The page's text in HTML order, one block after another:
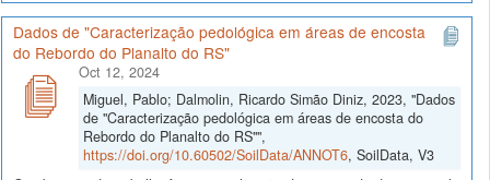
Dados de "Caracterização pedológica em áreas de encosta
do Rebordo do Planalto do RS"
Oct 12, 2024
Miguel, Pablo; Dalmolin, Ricardo Simão Diniz, 2023, "Dados
de "Caracterização pedológica em áreas de encosta do
Rebordo do Planalto do RS"",
https://doi.org/10.60502/SoilData/ANNOT6, SoilData, V3